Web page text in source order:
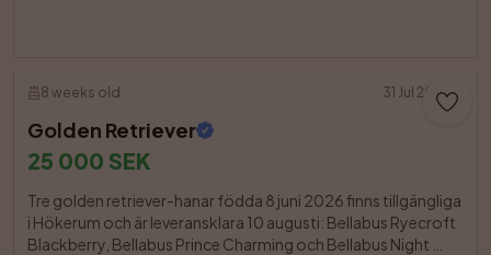
8 weeks old 31 Jul 2026
Golden Retriever
25 000 SEK
Tre golden retriever-hanar födda 8 juni 2026 finns tillgängliga
i Hökerum och är leveransklara 10 augusti: Bellabus Ryecroft
Blackberry, Bellabus Prince Charming och Bellabus Night